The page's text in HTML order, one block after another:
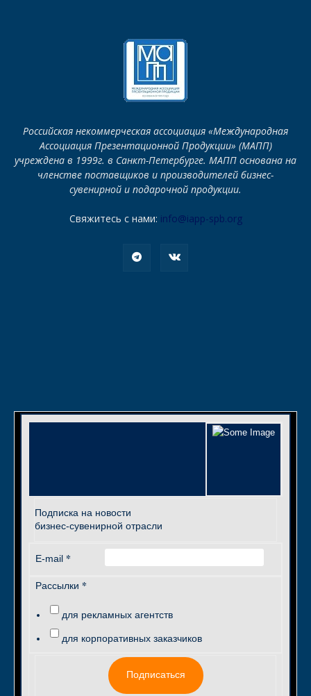
Российская некоммерческая ассоциация «Международная
Ассоциация Презентационной Продукции» (МАПП)
учреждена в 1999г. в Санкт-Петербурге. МАПП основана на
членстве поставщиков и производителей бизнес-
сувенирной и подарочной продукции.
Свяжитесь с нами: info@iapp-spb.org
Подписка на новости
бизнес-сувенирной отрасли
E-mail *
Рассылки *
для рекламных агентств
для корпоративных заказчиков
Подписаться